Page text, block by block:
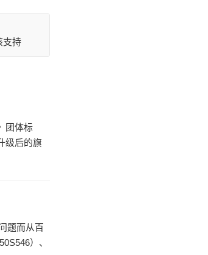
支持
团体标
级后的旗
题而从百
）、